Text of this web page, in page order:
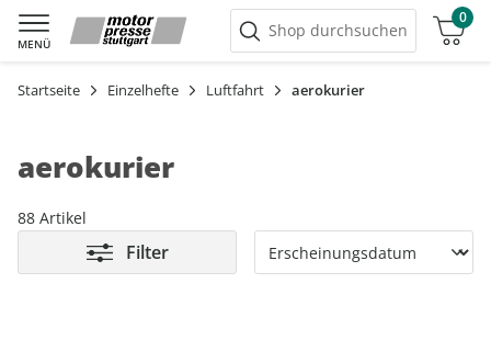
MENÜ
Shop durchsuchen
0
Warenkorb
Startseite Einzelhefte Luftfahrt aerokurier
aerokurier
88 Artikel
Filter